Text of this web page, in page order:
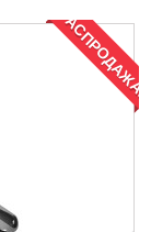
РАСПРОДАЖА!